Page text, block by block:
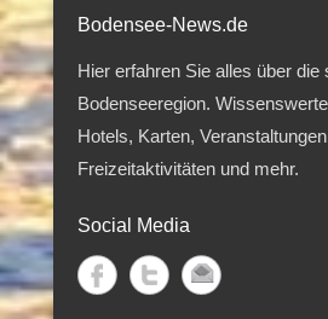
Bodensee-News.de
Hier erfahren Sie alles über die
Bodenseeregion.
Hotels, Karten,
Freizeitaktivitäten und mehr.
Social Media